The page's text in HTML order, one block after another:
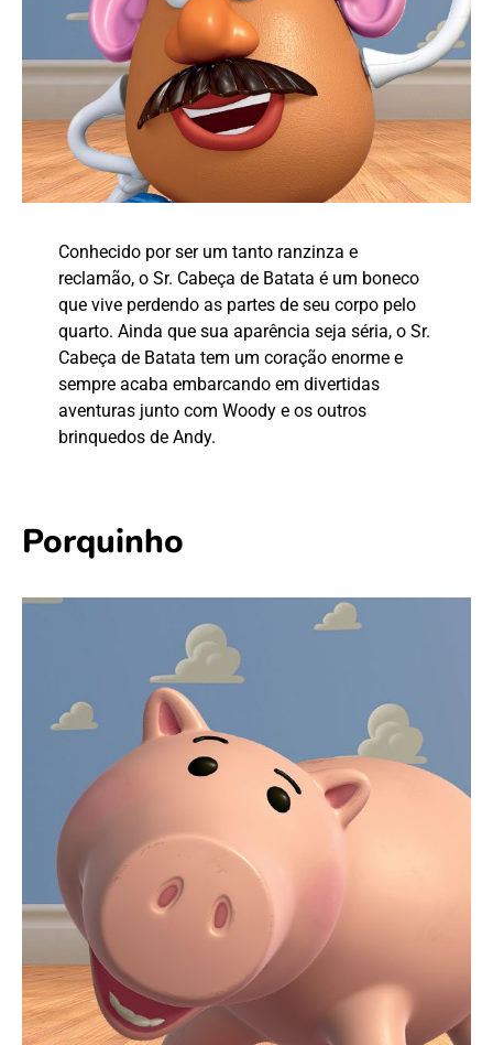
Conhecido por ser um tanto ranzinza e
reclamão, o Sr. Cabeça de Batata é um boneco
que vive perdendo as partes de seu corpo pelo
quarto. Ainda que sua aparência seja séria, o Sr.
Cabeça de Batata tem um coração enorme e
sempre acaba embarcando em divertidas
aventuras junto com Woody e os outros
brinquedos de Andy.
Porquinho